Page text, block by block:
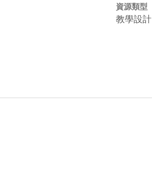
資源類型
教學設計